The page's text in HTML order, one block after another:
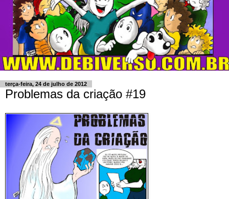
terça-feira, 24 de julho de 2012
Problemas da criação #19